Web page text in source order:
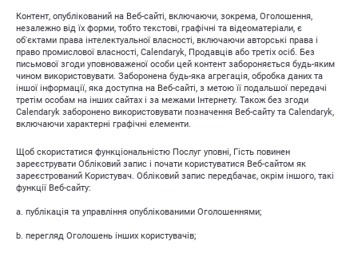
Контент, опублікований на Веб-сайті, включаючи, зокрема, Оголошення,
незалежно від їх форми, тобто текстові, графічні та відеоматеріали, є
об'єктами права інтелектуальної власності, включаючи авторські права і
право промислової власності, Calendaryk, Продавців або третіх осіб. Без
письмової згоди уповноваженої особи цей контент забороняється будь-яким
чином використовувати. Заборонена будь-яка агрегація, обробка даних та
іншої інформації, яка доступна на Веб-сайті, з метою її подальшої передачі
третім особам на інших сайтах і за межами Інтернету. Також без згоди
Calendaryk заборонено використовувати позначення Веб-сайту та Calendaryk,
включаючи характерні графічні елементи.
Щоб скористатися функціональністю Послуг уповні, Гість повинен
зареєструвати Обліковий запис і почати користуватися Веб-сайтом як
зареєстрований Користувач. Обліковий запис передбачає, окрім іншого, такі
функції Веб-сайту:
a. публікація та управління опублікованими Оголошеннями;
b. перегляд Оголошень інших користувачів;